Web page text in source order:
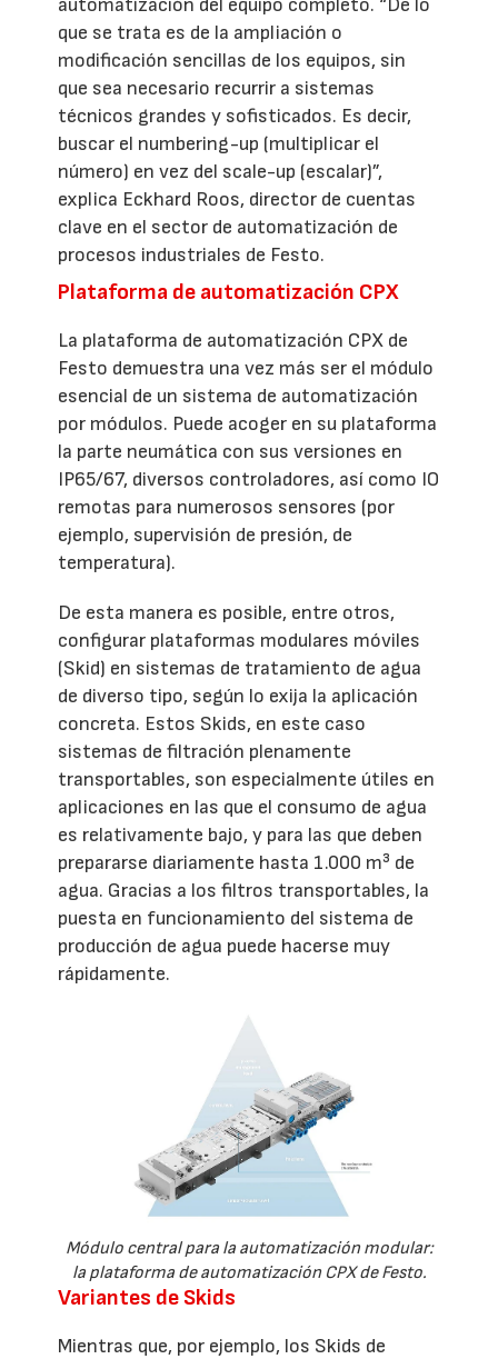
automatización del equipo completo. “De lo
que se trata es de la ampliación o
modificación sencillas de los equipos, sin
que sea necesario recurrir a sistemas
técnicos grandes y sofisticados. Es decir,
buscar el numbering-up (multiplicar el
número) en vez del scale-up (escalar)”,
explica Eckhard Roos, director de cuentas
clave en el sector de automatización de
procesos industriales de Festo.
Plataforma de automatización CPX
La plataforma de automatización CPX de
Festo demuestra una vez más ser el módulo
esencial de un sistema de automatización
por módulos. Puede acoger en su plataforma
la parte neumática con sus versiones en
IP65/67, diversos controladores, así como IO
remotas para numerosos sensores (por
ejemplo, supervisión de presión, de
temperatura).
De esta manera es posible, entre otros,
configurar plataformas modulares móviles
(Skid) en sistemas de tratamiento de agua
de diverso tipo, según lo exija la aplicación
concreta. Estos Skids, en este caso
sistemas de filtración plenamente
transportables, son especialmente útiles en
aplicaciones en las que el consumo de agua
es relativamente bajo, y para las que deben
prepararse diariamente hasta 1.000 m³ de
agua. Gracias a los filtros transportables, la
puesta en funcionamiento del sistema de
producción de agua puede hacerse muy
rápidamente.
Módulo central para la automatización modular:
la plataforma de automatización CPX de Festo.
Variantes de Skids
Mientras que, por ejemplo, los Skids de